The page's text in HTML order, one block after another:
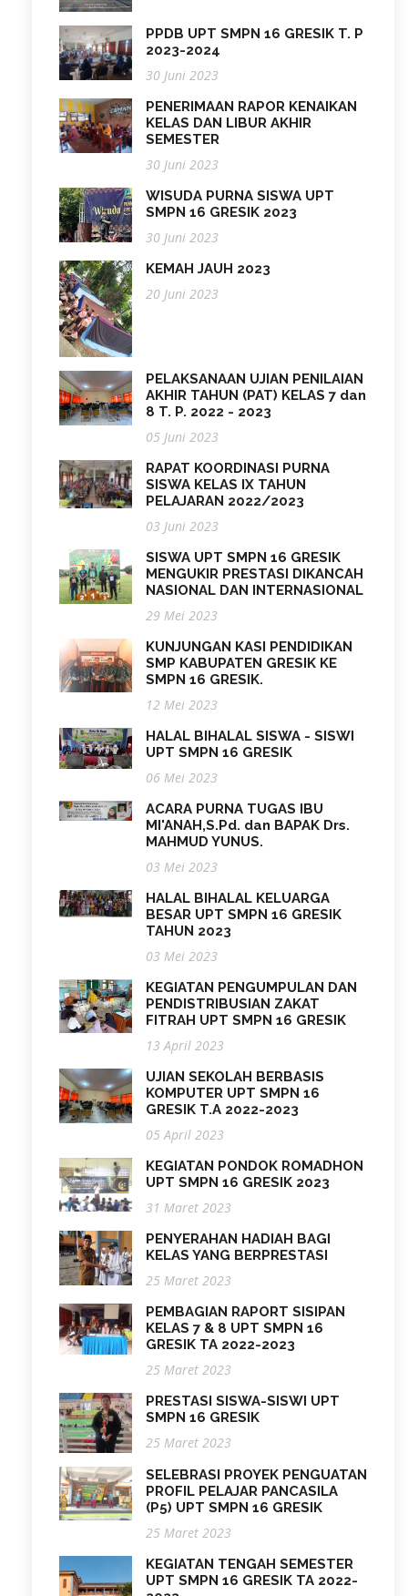
PPDB UPT SMPN 16 GRESIK T. P
2023-2024
30 Juni 2023
PENERIMAAN RAPOR KENAIKAN
KELAS DAN LIBUR AKHIR
SEMESTER
30 Juni 2023
WISUDA PURNA SISWA UPT
SMPN 16 GRESIK 2023
30 Juni 2023
KEMAH JAUH 2023
20 Juni 2023
PELAKSANAAN UJIAN PENILAIAN
AKHIR TAHUN (PAT) KELAS 7 dan
8 T. P. 2022 - 2023
05 Juni 2023
RAPAT KOORDINASI PURNA
SISWA KELAS IX TAHUN
PELAJARAN 2022/2023
03 Juni 2023
SISWA UPT SMPN 16 GRESIK
MENGUKIR PRESTASI DIKANCAH
NASIONAL DAN INTERNASIONAL
29 Mei 2023
KUNJUNGAN KASI PENDIDIKAN
SMP KABUPATEN GRESIK KE
SMPN 16 GRESIK.
12 Mei 2023
HALAL BIHALAL SISWA - SISWI
UPT SMPN 16 GRESIK
06 Mei 2023
ACARA PURNA TUGAS IBU
MI'ANAH,S.Pd. dan BAPAK Drs.
MAHMUD YUNUS.
03 Mei 2023
HALAL BIHALAL KELUARGA
BESAR UPT SMPN 16 GRESIK
TAHUN 2023
03 Mei 2023
KEGIATAN PENGUMPULAN DAN
PENDISTRIBUSIAN ZAKAT
FITRAH UPT SMPN 16 GRESIK
13 April 2023
UJIAN SEKOLAH BERBASIS
KOMPUTER UPT SMPN 16
GRESIK T.A 2022-2023
05 April 2023
KEGIATAN PONDOK ROMADHON
UPT SMPN 16 GRESIK 2023
31 Maret 2023
PENYERAHAN HADIAH BAGI
KELAS YANG BERPRESTASI
25 Maret 2023
PEMBAGIAN RAPORT SISIPAN
KELAS 7 & 8 UPT SMPN 16
GRESIK TA 2022-2023
25 Maret 2023
PRESTASI SISWA-SISWI UPT
SMPN 16 GRESIK
25 Maret 2023
SELEBRASI PROYEK PENGUATAN
PROFIL PELAJAR PANCASILA
(P5) UPT SMPN 16 GRESIK
25 Maret 2023
KEGIATAN TENGAH SEMESTER
UPT SMPN 16 GRESIK TA 2022-